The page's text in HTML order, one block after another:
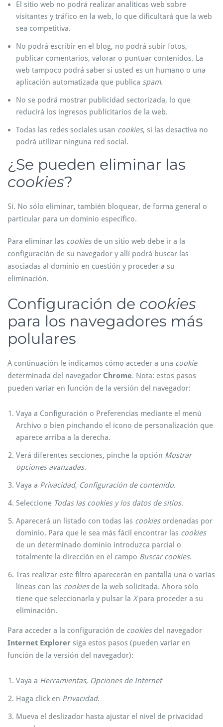
El sitio web no podrá realizar analíticas web sobre
visitantes y tráfico en la web, lo que dificultará que la web
sea competitiva.
No podrá escribir en el blog, no podrá subir fotos,
publicar comentarios, valorar o puntuar contenidos. La
web tampoco podrá saber si usted es un humano o una
aplicación automatizada que publica spam.
No se podrá mostrar publicidad sectorizada, lo que
reducirá los ingresos publicitarios de la web.
Todas las redes sociales usan cookies, si las desactiva no
podrá utilizar ninguna red social.
¿Se pueden eliminar las
cookies?
Sí. No sólo eliminar, también bloquear, de forma general o
particular para un dominio específico.
Para eliminar las cookiesde un sitio web debe ir a la
configuración de su navegador y allí podrá buscar las
asociadas al dominio en cuestión y proceder a su
eliminación.
Configuración de cookies
para los navegadores más
polulares
A continuación le indicamos cómo acceder a una cookie
determinada del navegador Chrome. Nota: estos pasos
pueden variar en función de la versión del navegador:
Vaya a Configuración o Preferencias mediante el menú
Archivo o bien pinchando el icono de personalización que
aparece arriba a la derecha.
Verá diferentes secciones, pinche la opción Mostrar
opciones avanzadas.
Vaya a Privacidad, Configuración de contenido.
Seleccione Todas las cookiesy los datos de sitios.
Aparecerá un listado con todas las cookiesordenadas por
dominio. Para que le sea más fácil encontrar las cookies
de un determinado dominio introduzca parcial o
totalmente la dirección en el campo Buscar cookies.
Tras realizar este filtro aparecerán en pantalla una o varias
líneas con las cookiesde la web solicitada. Ahora sólo
tiene que seleccionarla y pulsar la Xpara proceder a su
eliminación.
Para acceder a la configuración de cookiesdel navegador
Internet Explorer siga estos pasos (pueden variar en
función de la versión del navegador):
Vaya a Herramientas, Opciones de Internet
Haga click en Privacidad.
Mueva el deslizador hasta ajustar el nivel de privacidad